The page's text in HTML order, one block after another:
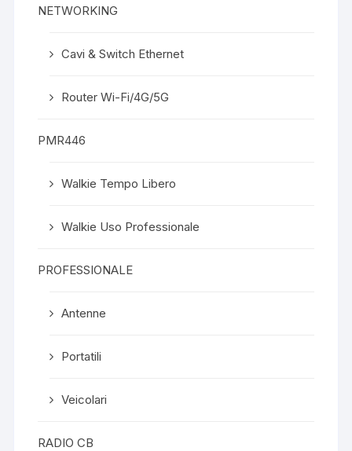
NETWORKING
Cavi & Switch Ethernet
Router Wi-Fi/4G/5G
PMR446
Walkie Tempo Libero
Walkie Uso Professionale
PROFESSIONALE
Antenne
Portatili
Veicolari
RADIO CB